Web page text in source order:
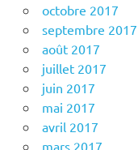
octobre 2017
septembre 2017
août 2017
juillet 2017
juin 2017
mai 2017
avril 2017
mars 2017